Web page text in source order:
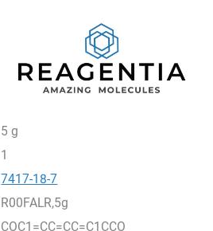
5 g
1
7417-18-7
R00FALR,5g
COC1=CC=CC=C1CCO